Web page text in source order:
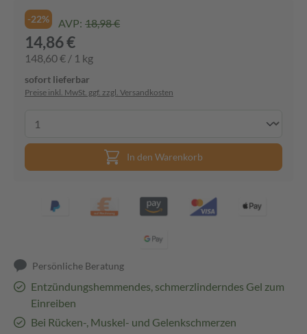
-22% AVP: 18,98 €
14,86 €
148,60 € / 1 kg
sofort lieferbar
Preise inkl. MwSt. ggf. zzgl. Versandkosten
In den Warenkorb
Persönliche Beratung
Entzündungshemmendes, schmerzlinderndes Gel zum
Einreiben
Bei Rücken-, Muskel- und Gelenkschmerzen